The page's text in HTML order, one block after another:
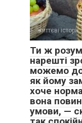
життєві історії
Ти ж
нарешті
можемо
як йому
хоче
вона
умови, —